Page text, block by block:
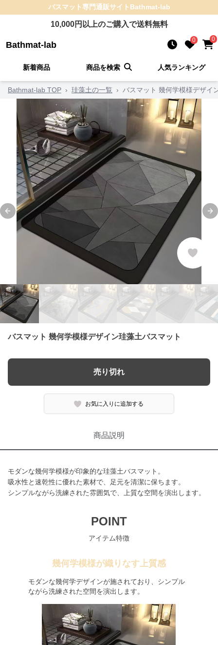
バスマット専門通販サイト Bathmat-lab
10,000円以上のご購入で送料無料
Bathmat-lab 0 0
新着商品 商品を検索 人気ランキング
Bathmat-lab TOP › 珪藻土の一覧 › バスマット 幾何学模様デザイ
Previous slide
バスマット 幾何学模様デザイン珪藻土バスマット
売り切れ
お気に入りに追加する
商品説明
モダンな幾何学模様が印象的な珪藻土バスマット。
吸水性と速乾性に優れた素材で、足元を清潔に保ちます。
シンプルながら洗練された雰囲気で、上質な空間を演出します。
POINT
アイテム特徴
幾何学模様が織りなす上質感
モダンな幾何学デザインが施されており、シンプル
ながら洗練された空間を演出します。